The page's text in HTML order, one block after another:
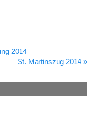
2014
Nächster
Beitrag:
St. Martinszug 2014